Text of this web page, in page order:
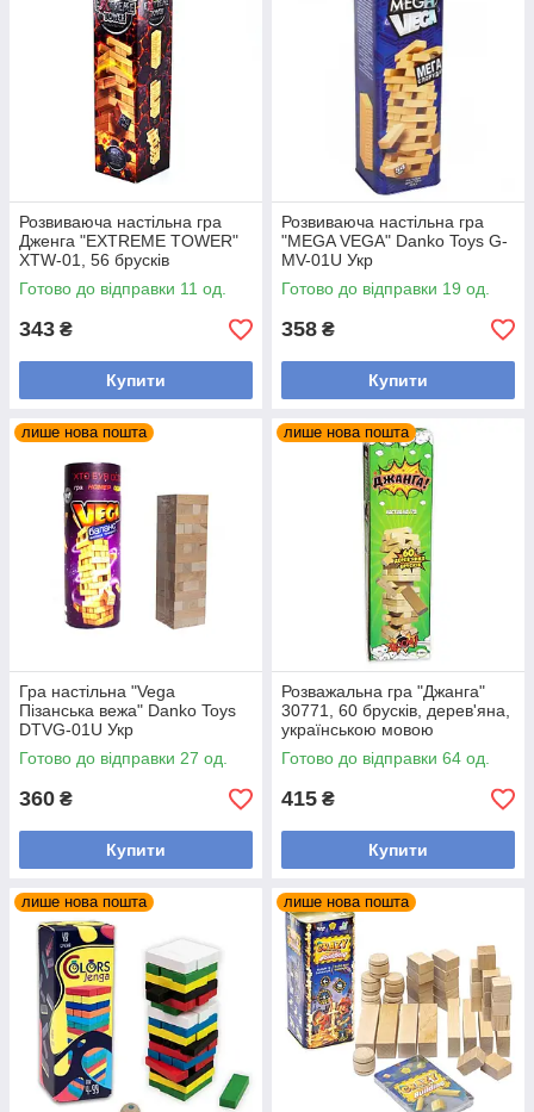
Розвиваюча настільна гра
Дженга "EXTREME TOWER"
XTW-01, 56 брусків
Готово до відправки 11 од.
343 ₴
Купити
Розвиваюча настільна гра
"MEGA VEGA" Danko Toys G-
MV-01U Укр
Готово до відправки 19 од.
358 ₴
Купити
лише нова пошта
Гра настільна "Vega
Пізанська вежа" Danko Toys
DTVG-01U Укр
Готово до відправки 27 од.
360 ₴
Купити
лише нова пошта
Розважальна гра "Джанга"
30771, 60 брусків, дерев'яна,
українською мовою
Готово до відправки 64 од.
415 ₴
Купити
лише нова пошта лише нова пошта